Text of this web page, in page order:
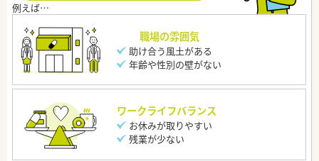
職場の雰囲気
助け合う風土がある
年齢や性別の壁がない
ワークライフバランス
お休みが取りやすい
残業が少ない